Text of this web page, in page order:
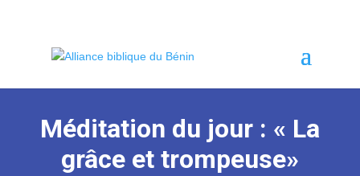
Méditation du jour : « La
grâce et trompeuse»